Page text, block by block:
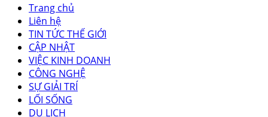
Trang chủ
Liên hệ
TIN TỨC THẾ GIỚI
CẬP NHẬT
VIỆC KINH DOANH
CÔNG NGHỆ
SỰ GIẢI TRÍ
LỐI SỐNG
DU LỊCH